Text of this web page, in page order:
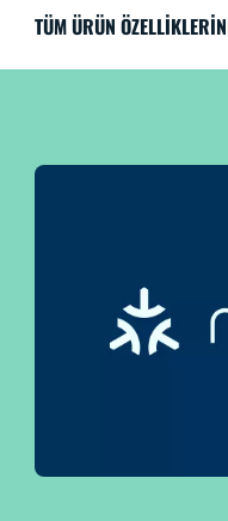
sisteminizin
derece kolay
Alexa ve Apple
TÜM ÜRÜN